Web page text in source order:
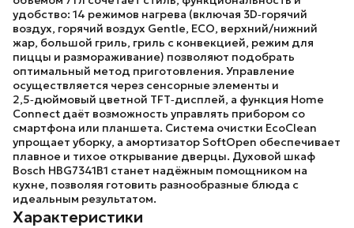
удобство: 14 режимов нагрева (включая 3D‑горячий
воздух, горячий воздух Gentle, ECO, верхний/нижний
жар, большой гриль, гриль с конвекцией, режим для
пиццы и размораживание) позволяют подобрать
оптимальный метод приготовления. Управление
осуществляется через сенсорные элементы и
2,5‑дюймовый цветной TFT‑дисплей, а функция Home
Connect даёт возможность управлять прибором со
смартфона или планшета. Система очистки EcoClean
упрощает уборку, а амортизатор SoftOpen обеспечивает
плавное и тихое открывание дверцы. Духовой шкаф
Bosch HBG7341B1 станет надёжным помощником на
кухне, позволяя готовить разнообразные блюда с
идеальным результатом.
Характеристики